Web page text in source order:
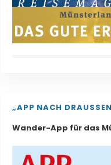
„APP NACH
Wander-App für das